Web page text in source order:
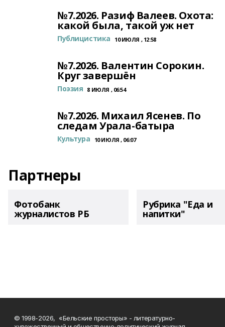
№7.2026. Разиф Валеев. Охота:
какой была, такой уж нет
Публицистика 10 ИЮЛЯ , 12:58
№7.2026. Валентин Сорокин.
Круг завершён
Поэзия 8 ИЮЛЯ , 06:54
№7.2026. Михаил Ясенев. По
следам Урала-батыра
Культура 10 ИЮЛЯ , 06:07
Партнеры
Фотобанк
журналистов РБ
Рубрика "Еда и
напитки"
© 1998-2026, «Бельские просторы» - литературно-